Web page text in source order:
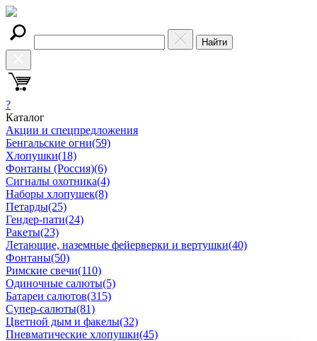
Найти
?
Каталог
Акции и спецпредложения
Бенгальские огни(59)
Хлопушки(18)
Фонтаны (Россия)(6)
Сигналы охотника(4)
Наборы хлопушек(8)
Петарды(25)
Гендер-пати(24)
Ракеты(23)
Летающие, наземные фейерверки и вертушки(40)
Фонтаны(50)
Римские свечи(110)
Одиночные салюты(5)
Батареи салютов(315)
Супер-салюты(81)
Цветной дым и факелы(32)
Пневматические хлопушки(45)